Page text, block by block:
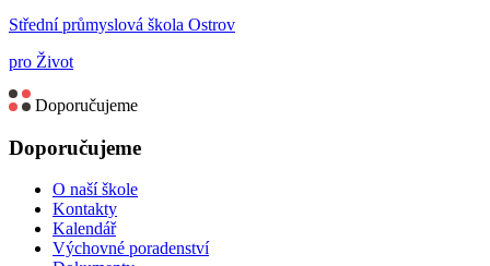
Střední průmyslová škola Ostrov
pro Život
Doporučujeme
Doporučujeme
O naší škole
Kontakty
Kalendář
Výchovné poradenství